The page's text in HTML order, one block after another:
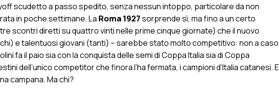
scudetto a passo spedito, senza nessun intoppo, particolare da non
in poche settimane. La Roma 1927sorprende sì, ma fino a un certo
scontri diretti su quattro vinti nelle prime cinque giornate) che il nuovo
e talentuosi giovani (tanti) – sarebbe stato molto competitivo: non a caso
fa il paio sia con la conquista delle semi di Coppa Italia sia di Coppa
dell’unico competitor che finora l’ha fermata, i campioni d’Italia catanesi. E
campana. Ma chi?